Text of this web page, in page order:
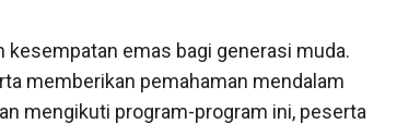
kesempatan emas bagi generasi muda.
memberikan pemahaman mendalam
mengikuti program-program ini, peserta